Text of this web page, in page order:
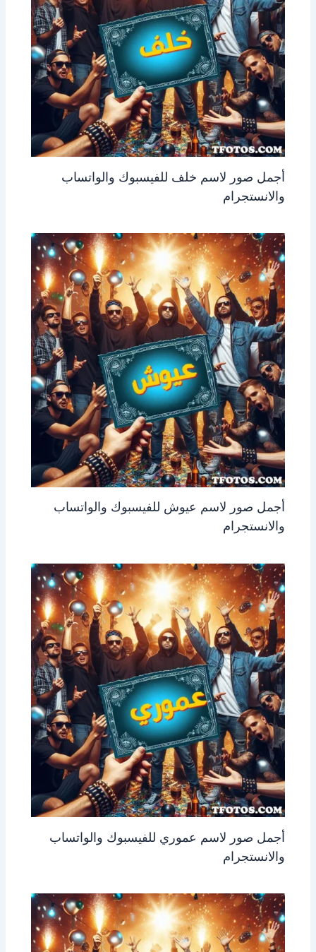
أجمل صور لاسم خلف للفيسبوك والواتساب
والانستجرام
أجمل صور لاسم عيوش للفيسبوك والواتساب
والانستجرام
أجمل صور لاسم عموري للفيسبوك والواتساب
والانستجرام